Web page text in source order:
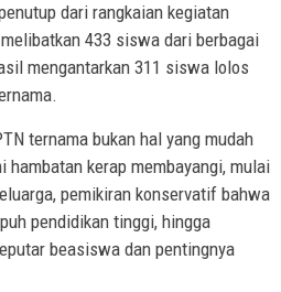
dari rangkaian kegiatan
433 siswa dari berbagai
mengantarkan 311 siswa lolos
ternama bukan hal yang mudah
hambatan kerap membayangi, mulai
pemikiran konservatif bahwa
pendidikan tinggi, hingga
beasiswa dan pentingnya